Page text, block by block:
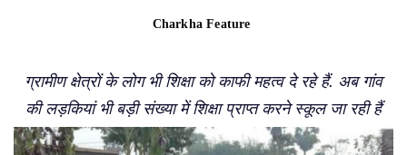
Charkha Feature
ग्रामीण क्षेत्रों के लोग भी शिक्षा को काफी महत्व दे रहे हैं. अब गांव
की लड़कियां भी बड़ी संख्या में शिक्षा प्राप्त करने स्कूल जा रही हैं